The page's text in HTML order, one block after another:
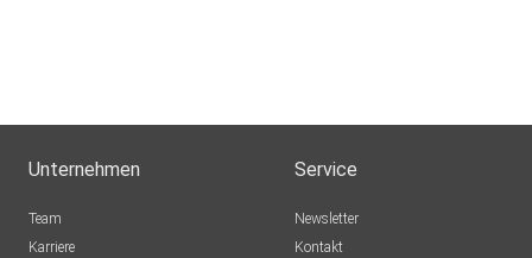
Unternehmen
Team
Karriere
Service
Newsletter
Kontakt